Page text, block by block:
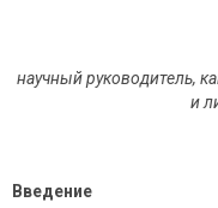
научный руководитель,
и
Введение